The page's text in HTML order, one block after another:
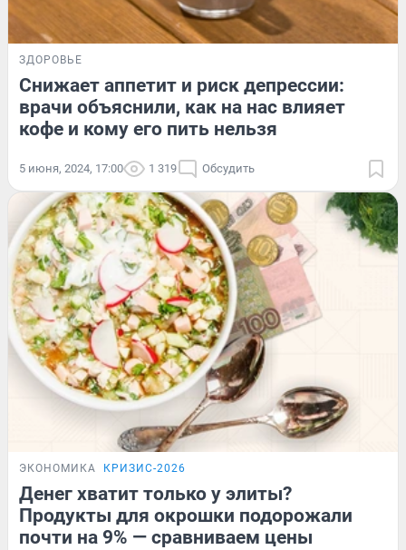
ЗДОРОВЬЕ
Снижает аппетит и риск депрессии:
врачи объяснили, как на нас влияет
кофе и кому его пить нельзя
5 июня, 2024, 17:00 1 319 Обсудить
ЭКОНОМИКА КРИЗИС-2026
Денег хватит только у элиты?
Продукты для окрошки подорожали
почти на 9% — сравниваем цены